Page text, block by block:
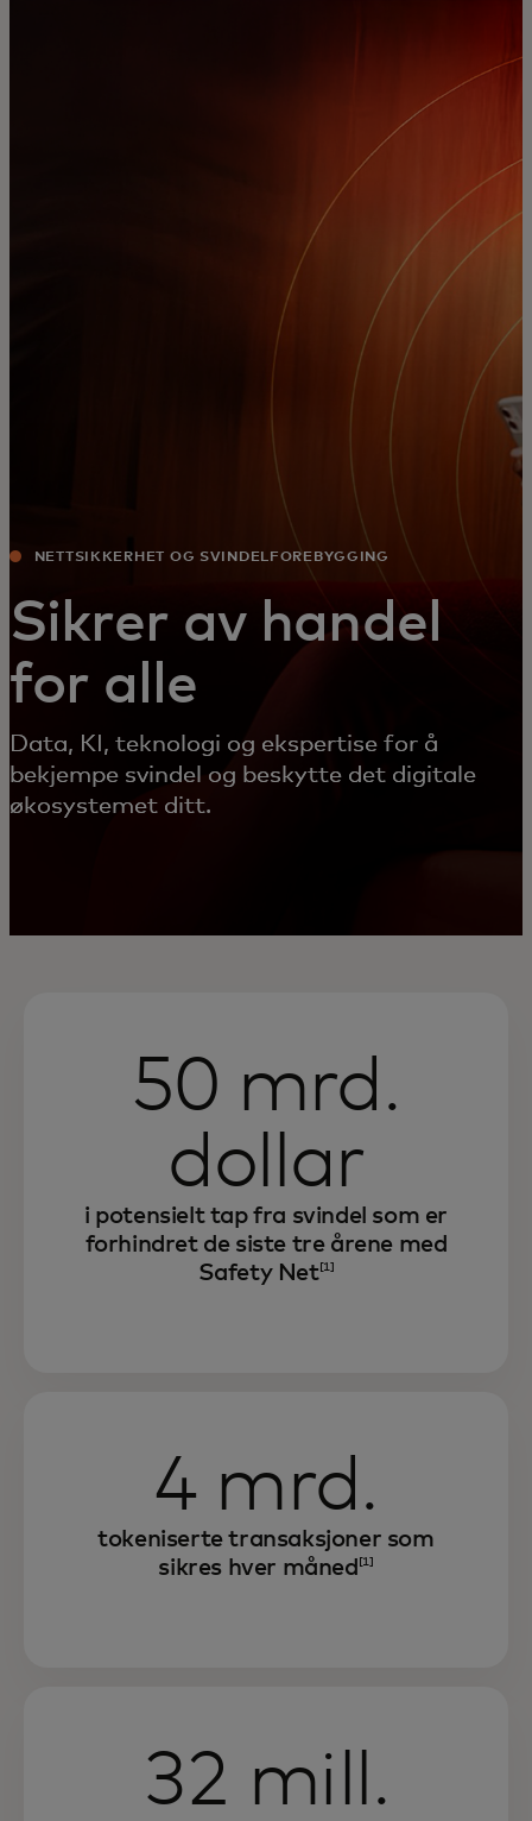
Nyheter og trender
NETTSIKKERHET OG SVINDELFOREBYGGING
Sikrer av handel
for alle
Data, KI, teknologi og ekspertise for å
bekjempe svindel og beskytte det digitale
økosystemet ditt.
50 mrd.
dollar
i potensielt tap fra svindel som er
forhindret de siste tre årene med
Safety Net [1]
4 mrd.
tokeniserte transaksjoner som
sikres hver måned [1]
32 mill.